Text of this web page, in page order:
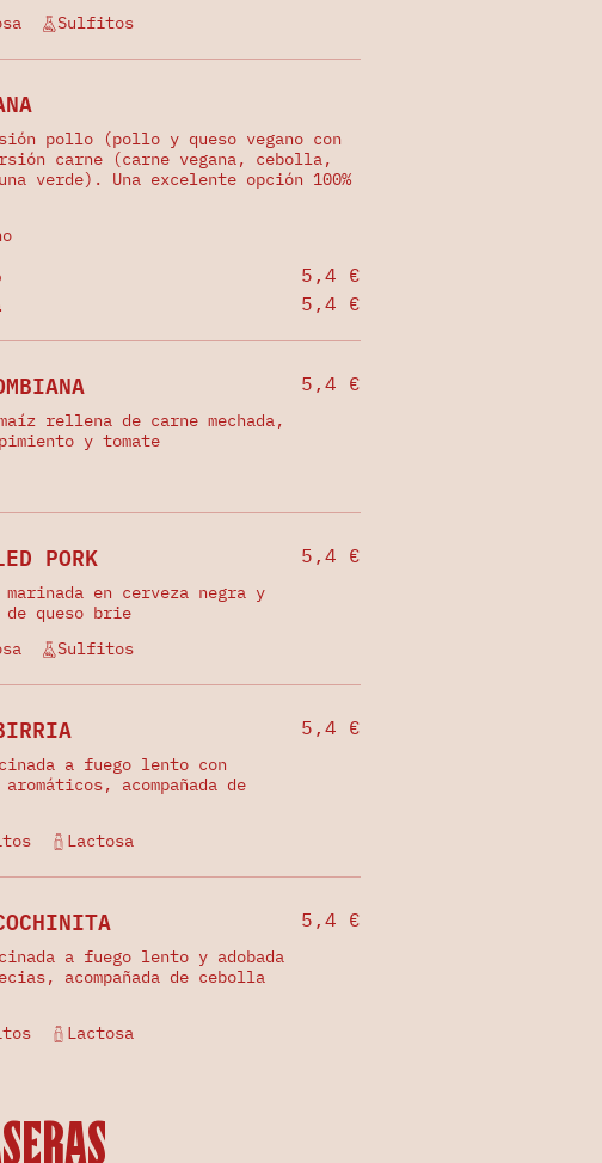
Sulfitos
pollo (pollo y queso vegano con
carne (carne vegana, cebolla,
verde). Una excelente opción 100%
5,4 €
5,4 €
rellena de carne mechada,
y tomate
5,4 €
PORK
en cerveza negra y
queso brie
5,4 €
Sulfitos
a fuego lento con
acompañada de
5,4 €
Lactosa
a fuego lento y adobada
acompañada de cebolla
5,4 €
Lactosa